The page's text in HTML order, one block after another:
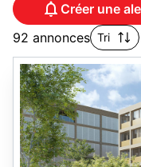
Créer une
92 annonces Tri